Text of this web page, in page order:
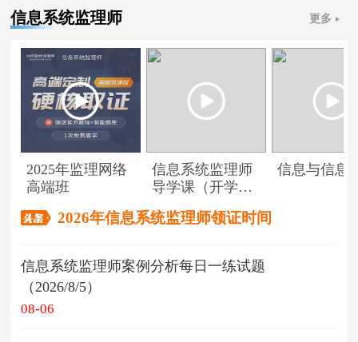
信息系统监理师 更多
2025年监理网络
高端班
信息系统监理师
导学课（开学典
信息与信息
2026年信息系统监理师领证时间
信息系统监理师案例分析每日一练试题
（2026/8/5）
08-06